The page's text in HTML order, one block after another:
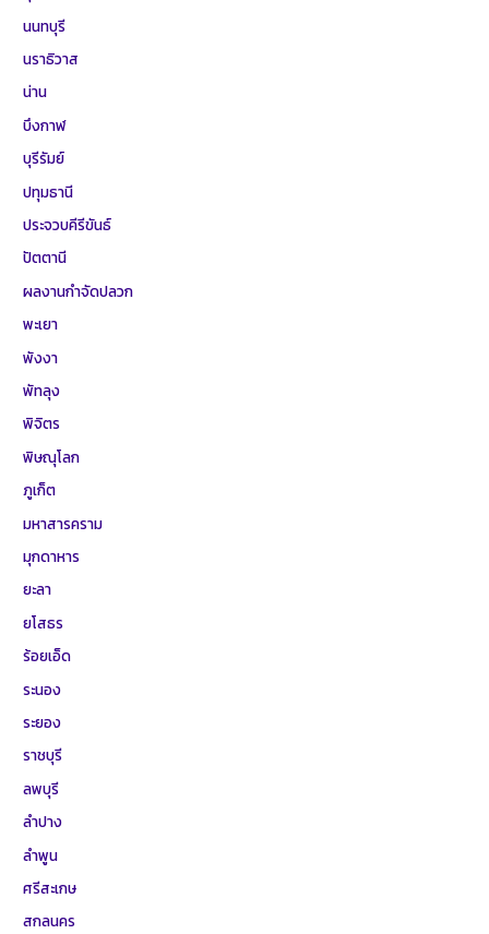
นนทบุรี
นราธิวาส
น่าน
บึงกาฬ
บุรีรัมย์
ปทุมธานี
ประจวบคีรีขันธ์
ปัตตานี
ผลงานกำจัดปลวก
พะเยา
พังงา
พัทลุง
พิจิตร
พิษณุโลก
ภูเก็ต
มหาสารคราม
มุกดาหาร
ยะลา
ยโสธร
ร้อยเอ็ด
ระนอง
ระยอง
ราชบุรี
ลพบุรี
ลำปาง
ลำพูน
ศรีสะเกษ
สกลนคร